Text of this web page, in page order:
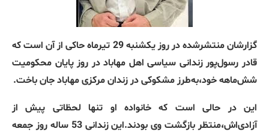
گزارشان منتشرشده در روز یکشنبه 29 تیرماه حاکی از آن است که
قادر رسول‌پور زندانی سیاسی اهل مهاباد در روز پایان محکومیت
شش‌ماهه خود،به‌طرز مشکوکی در زندان مرکزی مهاباد جان باخت.
این در حالی‌ است که خانواده‌ او تنها لحظاتی پیش از
آزادی‌اش،منتظر بازگشت وی بودند.این زندانی 53 ساله روز جمعه